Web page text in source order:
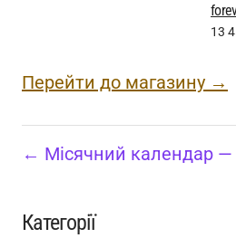
13
Перейти до магазину →
← Місячний календар —
Категорії